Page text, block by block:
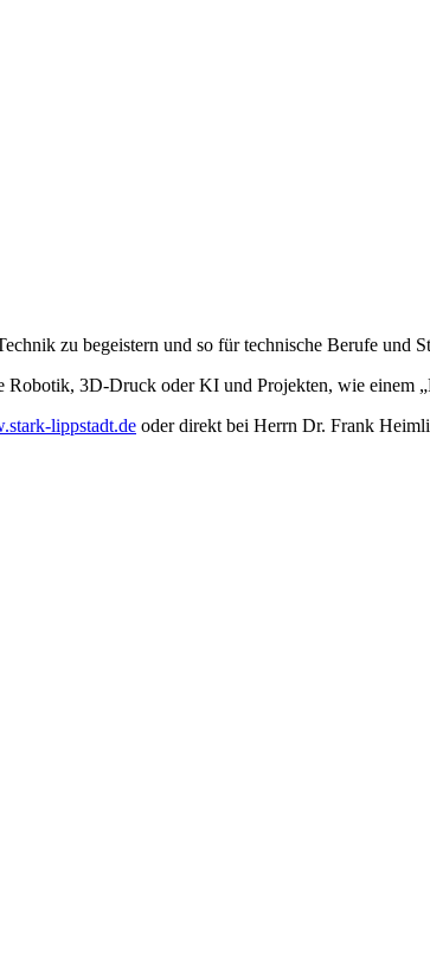
zu begeistern und so für technische Berufe und
3D-Druck oder KI und Projekten, wie einem
lippstadt.de oder direkt bei Herrn Dr. Frank